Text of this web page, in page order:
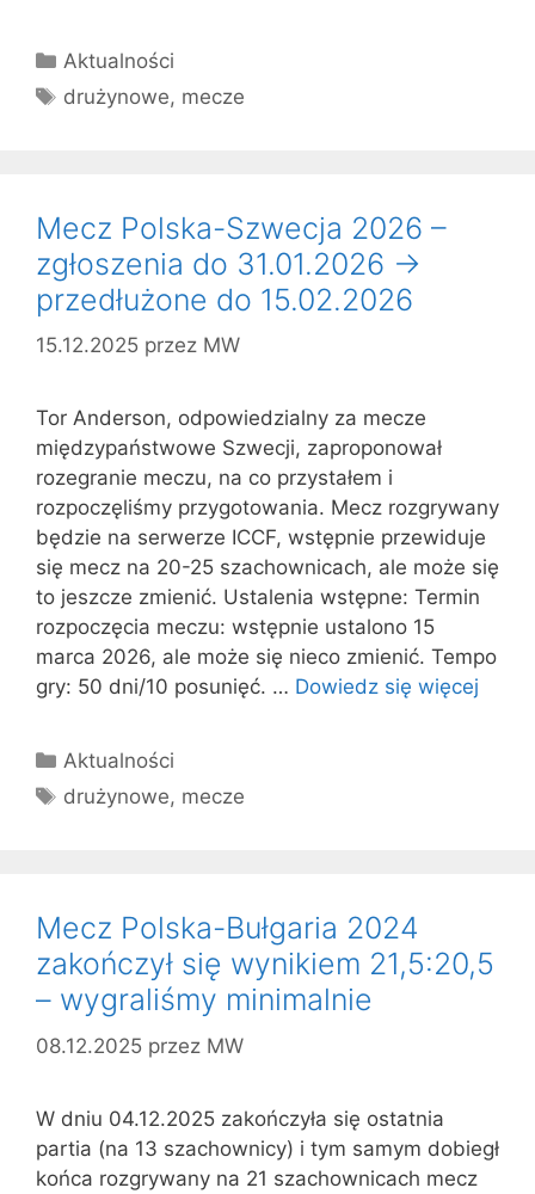
Kategorie
Aktualności
Tagi
drużynowe, mecze
Mecz Polska-Szwecja 2026 –
zgłoszenia do 31.01.2026 ->
przedłużone do 15.02.2026
15.12.2025 przez MW
Tor Anderson, odpowiedzialny za mecze
międzypaństwowe Szwecji, zaproponował
rozegranie meczu, na co przystałem i
rozpoczęliśmy przygotowania. Mecz rozgrywany
będzie na serwerze ICCF, wstępnie przewiduje
się mecz na 20-25 szachownicach, ale może się
to jeszcze zmienić. Ustalenia wstępne: Termin
rozpoczęcia meczu: wstępnie ustalono 15
marca 2026, ale może się nieco zmienić. Tempo
gry: 50 dni/10 posunięć. … Dowiedz się więcej
Kategorie
Aktualności
Tagi
drużynowe, mecze
Mecz Polska-Bułgaria 2024
zakończył się wynikiem 21,5:20,5
– wygraliśmy minimalnie
08.12.2025 przez MW
W dniu 04.12.2025 zakończyła się ostatnia
partia (na 13 szachownicy) i tym samym dobiegł
końca rozgrywany na 21 szachownicach mecz